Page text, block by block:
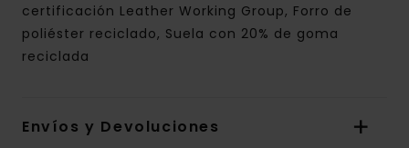
certificación Leather Working Group, Forro de
poliéster reciclado, Suela con 20% de goma
reciclada
Envíos y Devoluciones